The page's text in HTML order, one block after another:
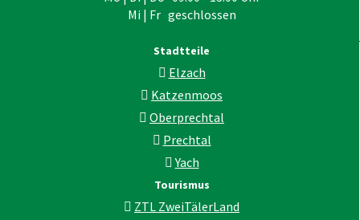
Mi | Fr geschlossen
Stadtteile
Elzach
Katzenmoos
Oberprechtal
Prechtal
Yach
Tourismus
ZTL ZweiTälerLand